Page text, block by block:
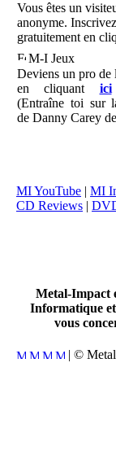
Vous êtes un
anonyme.
gratuitement en
M-I Jeux
Deviens un pro de
en cliquant ici
(Entraîne toi sur
de Danny Carey
MI YouTube | MI
CD Reviews |
Metal-Impact
Informatique et
vous
| ©